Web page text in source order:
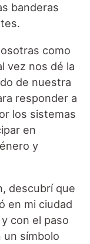
banderas
como
vez nos dé la
de nuestra
responder a
los sistemas
en
y
descubrí que
en mi ciudad
con el paso
un símbolo